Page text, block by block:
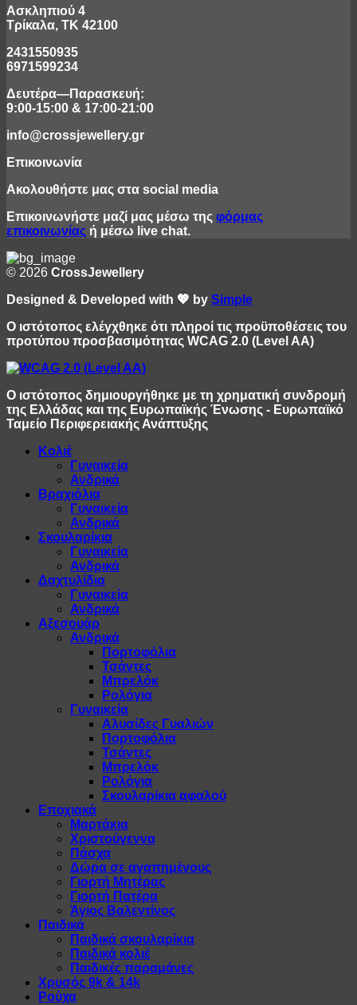
Ασκληπιού 4
Τρίκαλα, ΤΚ 42100
2431550935
6971599234
Δευτέρα—Παρασκευή:
9:00-15:00 & 17:00-21:00
info@crossjewellery.gr
Επικοινωνία
Ακολουθήστε μας στα social media
Επικοινωνήστε μαζί μας μέσω της φόρμας
επικοινωνίας ή μέσω live chat.
© 2026 CrossJewellery
Designed & Developed with 💖 by Simple
Ο ιστότοπος ελέγχθηκε ότι πληροί τις προϋποθέσεις του
προτύπου προσβασιμότητας WCAG 2.0 (Level AA)
Ο ιστότοπος δημιουργήθηκε με τη χρηματική συνδρομή
της Ελλάδας και της Ευρωπαϊκής Ένωσης - Ευρωπαϊκό
Ταμείο Περιφερειακής Ανάπτυξης
Κολιέ
Γυναικεία
Ανδρικά
Βραχιόλια
Γυναικεία
Ανδρικά
Σκουλαρίκια
Γυναικεία
Ανδρικά
Δαχτυλίδια
Γυναικεία
Ανδρικά
Αξεσουάρ
Ανδρικά
Πορτοφόλια
Τσάντες
Μπρελόκ
Ρολόγια
Γυναικεία
Αλυσίδες Γυαλιών
Πορτοφόλια
Τσάντες
Μπρελόκ
Ρολόγια
Σκουλαρίκια αφαλού
Εποχιακά
Μαρτάκια
Χριστούγεννα
Πάσχα
Δώρα σε αγαπημένους
Γιορτή Μητέρας
Γιορτή Πατέρα
Άγιος Βαλεντίνος
Παιδικά
Παιδικά σκουλαρίκια
Παιδικά κολιέ
Παιδικές παραμάνες
Χρυσός 9k & 14k
Ρούχα